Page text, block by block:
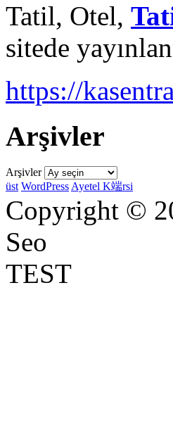
Tatil, Otel,
sitede
https://
Arşivler
Arşivler
üst WordPress Ayetel K端rsi
Copyright ©
Seo
TEST